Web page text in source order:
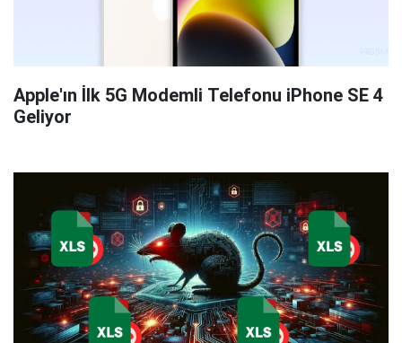
Apple'ın İlk 5G Modemli Telefonu iPhone SE 4
Geliyor